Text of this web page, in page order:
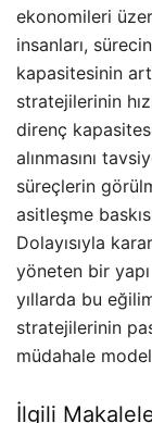
ekonomileri
insanları,
kapasitesinin
stratejilerinin
direnç
alınmasını
süreçlerin
asitleşme
Dolayısıyla
yöneten bir
yıllarda bu
stratejilerinin
müdahale
İlgili